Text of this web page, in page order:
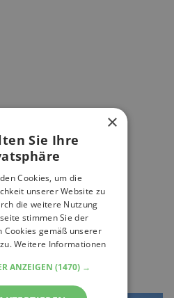
×
Sie Ihre
Cookies, um die
unserer Website zu
die weitere Nutzung
stimmen Sie der
Cookies gemäß unserer
Weitere Informationen
ANZEIGEN (1470) →